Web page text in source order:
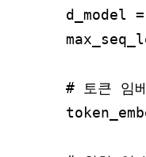
d_model
# 토큰 임